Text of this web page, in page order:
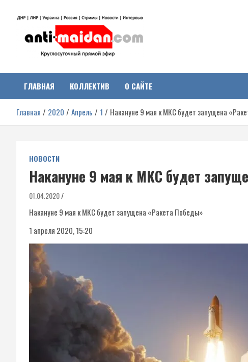
Антимайдан:
Гражданская война на
Украине
о гражданской войне на Украине, включая события в Новороссии,
ДНР, ЛНР и других регионах.
ГЛАВНАЯ КОЛЛЕКТИВ О САЙТЕ
Главная 2020 Апрель 1 Накануне 9 мая к МКС будет запущена
НОВОСТИ
Накануне 9 мая к МКС будет
01.04.2020
Накануне 9 мая к МКС будет запущена «Ракета Победы»
1 апреля 2020, 15:20